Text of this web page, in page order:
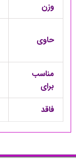
وزن
حاوی
مناسب
برای
فاقد